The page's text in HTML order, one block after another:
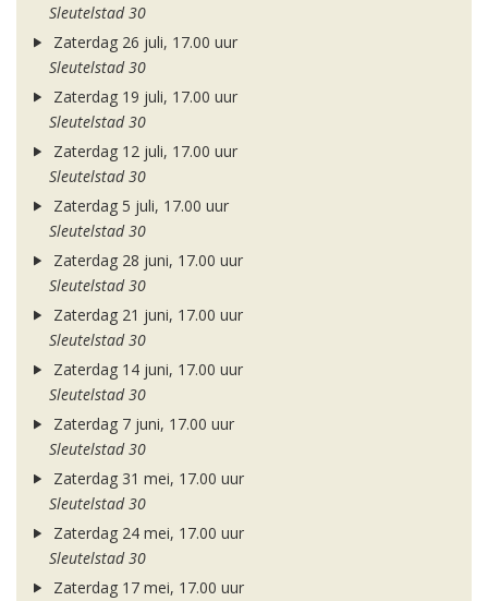
Sleutelstad 30
Zaterdag 26 juli, 17.00 uur
Sleutelstad 30
Zaterdag 19 juli, 17.00 uur
Sleutelstad 30
Zaterdag 12 juli, 17.00 uur
Sleutelstad 30
Zaterdag 5 juli, 17.00 uur
Sleutelstad 30
Zaterdag 28 juni, 17.00 uur
Sleutelstad 30
Zaterdag 21 juni, 17.00 uur
Sleutelstad 30
Zaterdag 14 juni, 17.00 uur
Sleutelstad 30
Zaterdag 7 juni, 17.00 uur
Sleutelstad 30
Zaterdag 31 mei, 17.00 uur
Sleutelstad 30
Zaterdag 24 mei, 17.00 uur
Sleutelstad 30
Zaterdag 17 mei, 17.00 uur